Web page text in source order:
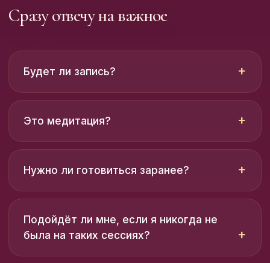
Сразу отвечу на важное
Будет ли запись?
Это медитация?
Нужно ли готовиться заранее?
Подойдёт ли мне, если я никогда не
была на таких сессиях?